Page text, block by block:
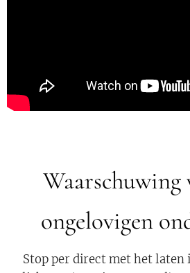
Waarschuwing
ongelovigen
Stop per direct met het laten